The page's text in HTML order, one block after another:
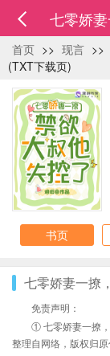
七零娇
首页 >> 现言 >>
(TXT下载页)
书页
七零娇妻一撩
免责声明：
① 七零娇妻一撩
整理自网络，版权归